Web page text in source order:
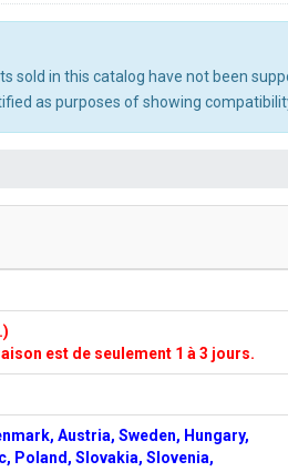
in this catalog have not been
as purposes of showing
est de seulement 1 à 3 jours.
Austria, Sweden, Hungary,
Poland, Slovakia, Slovenia,